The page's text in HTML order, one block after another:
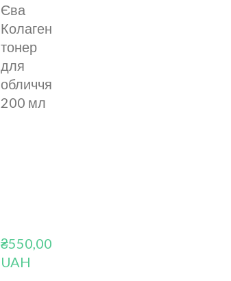
Єва
Колаген
тонер
для
обличчя
200 мл
₴550,00
UAH